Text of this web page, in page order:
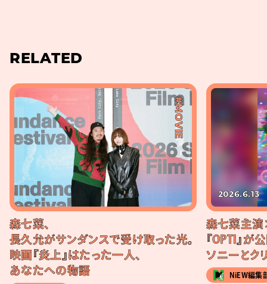
RELATED
#MOVIE
森七菜、
長久允がサンダンスで受け取った光。
映画『炎上』はたった一人、
あなたへの物語
2026.6.13
森七菜主
『OPTI』が
ソニーとク
NiEW編集